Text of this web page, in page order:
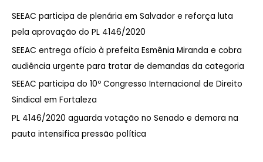
p
o
r
:
SEEAC participa de plenária em Salvador e reforça luta
pela aprovação do PL 4146/2020
SEEAC entrega ofício à prefeita Esmênia Miranda e cobra
audiência urgente para tratar de demandas da categoria
SEEAC participa do 10º Congresso Internacional de Direito
Sindical em Fortaleza
PL 4146/2020 aguarda votação no Senado e demora na
pauta intensifica pressão política